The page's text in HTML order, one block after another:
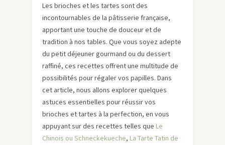
Les brioches et les tartes sont des
incontournables de la pâtisserie française,
apportant une touche de douceur et de
tradition à nos tables. Que vous soyez adepte
du petit déjeuner gourmand ou du dessert
raffiné, ces recettes offrent une multitude de
possibilités pour régaler vos papilles. Dans
cet article, nous allons explorer quelques
astuces essentielles pour réussir vos
brioches et tartes à la perfection, en vous
appuyant sur des recettes telles que Le
Chinois ou Schneckekueche, La Tarte Tatin de